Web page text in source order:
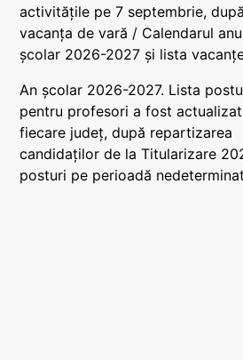
activitățile pe 7 septembrie, după
vacanța de vară / Calendarul
școlar 2026-2027 și lista
An școlar 2026-2027. Lista
pentru profesori a fost
fiecare județ, după repartizarea
candidaților de la Titularizare
posturi pe perioadă